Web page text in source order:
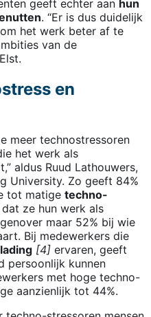
geeft echter aan hun
. “Er is dus duidelijk
het werk beter af te
van de
en
meer technostressoren
het werk als
aldus Ruud Lathouwers,
University. Zo geeft 84%
tot matige techno-
ze hun werk als
maar 52% bij wie
Bij medewerkers die
[4] ervaren, geeft
persoonlijk kunnen
met hoge techno-
aanzienlijk tot 44%.